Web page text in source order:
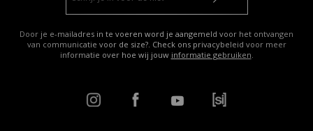
Door je e-mailadres in te voeren word je aangemeld voor het ontvangen
van communicatie voor de size?. Check ons privacybeleid voor meer
informatie over hoe wij jouw informatie gebruiken.